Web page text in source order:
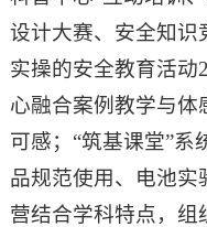
设计大赛、安全知识
实操的安全教育活动
心融合案例教学与体
可感；“筑基课堂”系
品规范使用、电池实
营结合学科特点，组